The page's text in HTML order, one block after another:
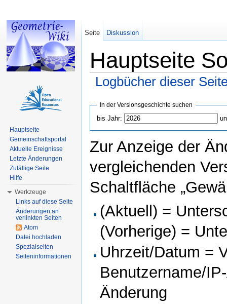
Hauptseite
Logbücher dieser
In der Versionsgeschichte suchen
bis Jahr:
Zur Anzeige der
vergleichenden
Schaltfläche
(Aktuell) =
(Vorherige) =
Uhrzeit/Datum =
Benutzername/
Änderung
Seite Diskussion
Hauptseite
Gemeinschaftsportal
Aktuelle Ereignisse
Letzte Änderungen
Zufällige Seite
Hilfe
Werkzeuge
Links auf diese Seite
Änderungen an
verlinkten Seiten
Atom
Datei hochladen
Spezialseiten
Seiteninformationen